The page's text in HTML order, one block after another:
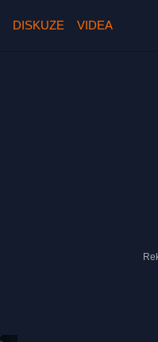
DISKUZE VIDEA